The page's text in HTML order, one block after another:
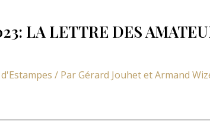
LA LETTRE DES
/ ParGérard Jouhet et Armand